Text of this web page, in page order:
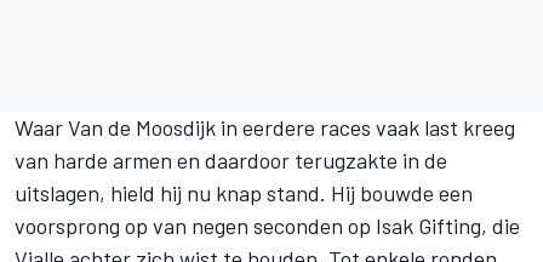
Waar Van de Moosdijk in eerdere races vaak last kreeg
van harde armen en daardoor terugzakte in de
uitslagen, hield hij nu knap stand. Hij bouwde een
voorsprong op van negen seconden op Isak Gifting, die